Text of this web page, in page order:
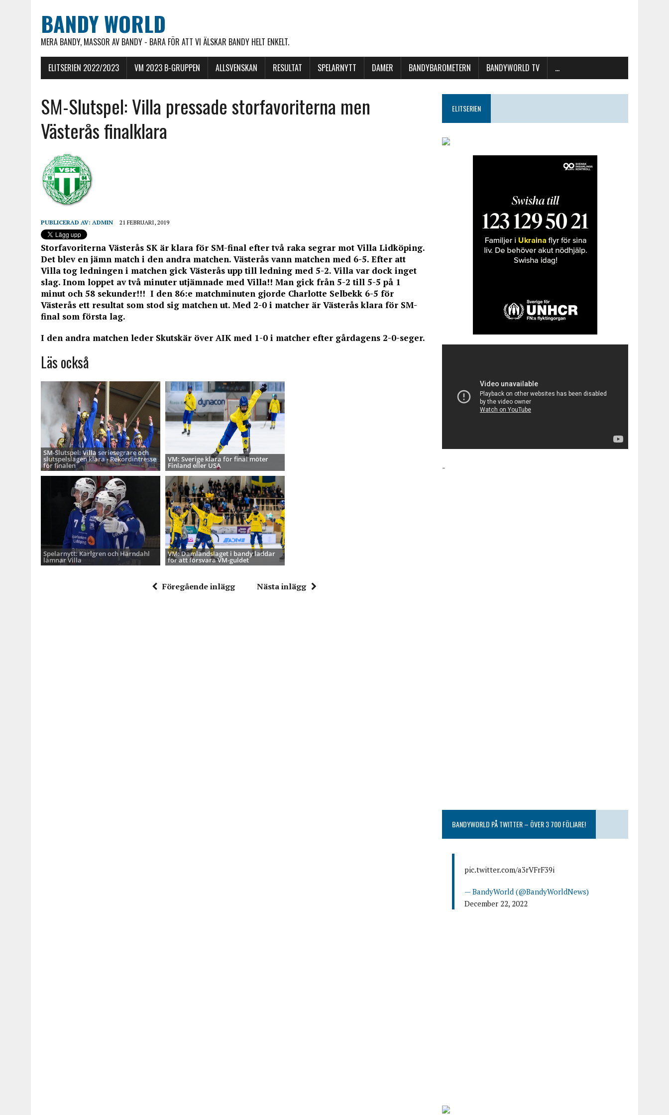
BANDY WORLD
MERA BANDY, MASSOR AV BANDY - BARA FÖR ATT VI ÄLSKAR BANDY HELT ENKELT.
ELITSERIEN 2022/2023 VM 2023 B-GRUPPEN ALLSVENSKAN RESULTAT SPELARNYTT DAMER BANDYBAROMETERN BANDYWORLD TV …
SM-Slutspel: Villa pressade storfavoriterna men
Västerås finalklara
PUBLICERAD AV: ADMIN 21 FEBRUARI, 2019
Storfavoriterna Västerås SK är klara för SM-final efter två raka segrar mot Villa Lidköping.
Det blev en jämn match i den andra matchen. Västerås vann matchen med 6-5. Efter att
Villa tog ledningen i matchen gick Västerås upp till ledning med 5-2. Villa var dock inget
slag. Inom loppet av två minuter utjämnade med Villa!! Man gick från 5-2 till 5-5 på 1
minut och 58 sekunder!!! I den 86:e matchminuten gjorde Charlotte Selbekk 6-5 för
Västerås ett resultat som stod sig matchen ut. Med 2-0 i matcher är Västerås klara för SM-
final som första lag.
I den andra matchen leder Skutskär över AIK med 1-0 i matcher efter gårdagens 2-0-seger.
Läs också
SM-Slutspel: Villa seriesegrare och
slutspelslagen klara - Rekordintresse
för finalen
VM: Sverige klara för final möter
Finland eller USA
Spelarnytt: Karlgren och Härndahl
lämnar Villa
VM: Damlandslaget i bandy laddar
för att försvara VM-guldet
Föregående inlägg Nästa inlägg
ELITSERIEN
-
BANDYWORLD PÅ TWITTER – ÖVER 3 700 FÖLJARE!
pic.twitter.com/a3rVFrF39i
— BandyWorld (@BandyWorldNews)
December 22, 2022